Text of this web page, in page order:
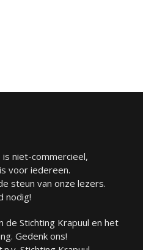
niet-commercieel,
voor iedereen.
steun van onze lezers.
nodig!
de Stichting Krapuul en het
Gedenk ons!